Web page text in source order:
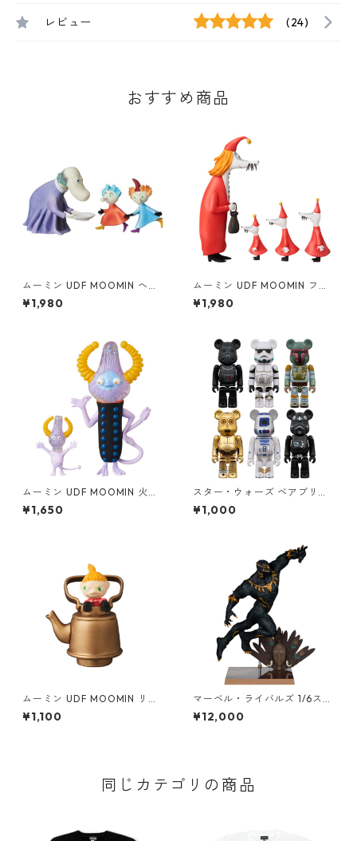
レビュー (24)
おすすめ商品
ムーミン UDF MOOMIN ヘム
レンさんとトフスランとビフ
スラン フィギュア
¥1,980
ムーミン UDF MOOMIN フィ
リフヨンカ&子供3人セット フ
ィギュア
¥1,980
ムーミン UDF MOOMIN 火星
人 親子セット フィギュア
¥1,650
スター・ウォーズ ベアブリッ
ク BE@RBRICK CHASE STAR
WARS CELEBRATION フィギ
¥1,000
ムーミン UDF MOOMIN リト
ルミイ&薬缶 フィギュア
¥1,100
マーベル・ライバルズ 1/6スケ
ール シーン・フィギュア ブラ
ックパンサー Black Panther
¥12,000
同じカテゴリの商品